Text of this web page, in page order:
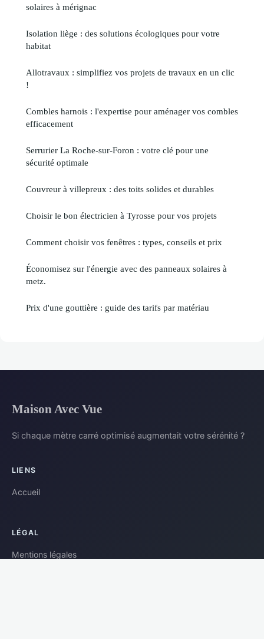
solaires à mérignac
Isolation liège : des solutions écologiques pour votre
habitat
Allotravaux : simplifiez vos projets de travaux en un clic
!
Combles harnois : l'expertise pour aménager vos combles
efficacement
Serrurier La Roche-sur-Foron : votre clé pour une
sécurité optimale
Couvreur à villepreux : des toits solides et durables
Choisir le bon électricien à Tyrosse pour vos projets
Comment choisir vos fenêtres : types, conseils et prix
Économisez sur l'énergie avec des panneaux solaires à
metz.
Prix d'une gouttière : guide des tarifs par matériau
Maison Avec Vue
Si chaque mètre carré optimisé augmentait votre sérénité ?
LIENS
Accueil
LÉGAL
Mentions légales